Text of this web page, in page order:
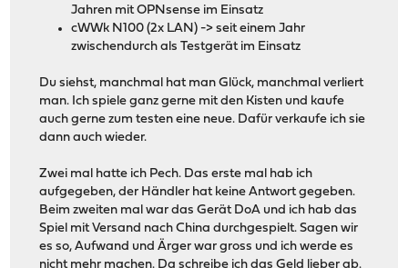
Jahren mit OPNsense im Einsatz
cWWk N100 (2x LAN) -> seit einem Jahr
zwischendurch als Testgerät im Einsatz
Du siehst, manchmal hat man Glück, manchmal verliert
man. Ich spiele ganz gerne mit den Kisten und kaufe
auch gerne zum testen eine neue. Dafür verkaufe ich sie
dann auch wieder.
Zwei mal hatte ich Pech. Das erste mal hab ich
aufgegeben, der Händler hat keine Antwort gegeben.
Beim zweiten mal war das Gerät DoA und ich hab das
Spiel mit Versand nach China durchgespielt. Sagen wir
es so, Aufwand und Ärger war gross und ich werde es
nicht mehr machen. Da schreibe ich das Geld lieber ab.